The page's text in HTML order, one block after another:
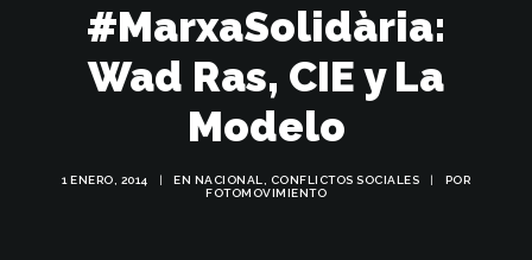
#MarxaSolidària:
Wad Ras, CIE y La
Modelo
1 ENERO, 2014 | EN NACIONAL CONFLICTOS SOCIALES |
POR
FOTOMOVIMIENTO